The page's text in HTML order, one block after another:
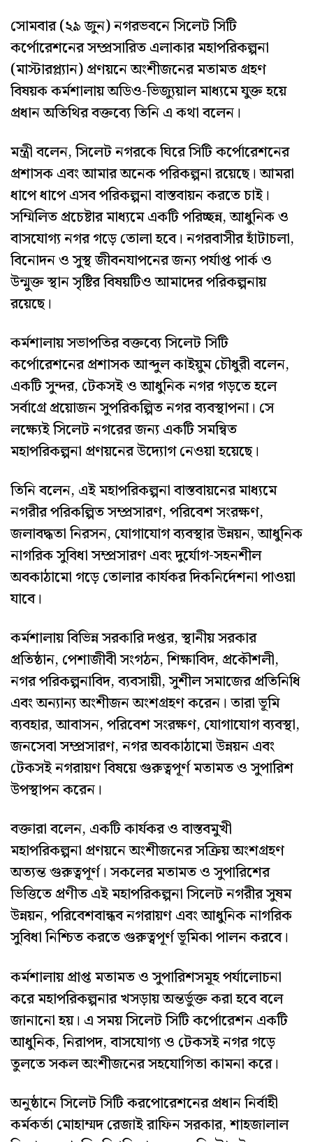
সোমবার (২৯ জুন) নগরভবনে সিলেট সিটি
কর্পোরেশনের সম্প্রসারিত এলাকার মহাপরিকল্পনা
(মাস্টারপ্ল্যান) প্রণয়নে অংশীজনের মতামত গ্রহণ
বিষয়ক কর্মশালায় অডিও-ভিজ্যুয়াল মাধ্যমে যুক্ত হয়ে
প্রধান অতিথির বক্তব্যে তিনি এ কথা বলেন।
মন্ত্রী বলেন, সিলেট নগরকে ঘিরে সিটি কর্পোরেশনের
প্রশাসক এবং আমার অনেক পরিকল্পনা রয়েছে। আমরা
ধাপে ধাপে এসব পরিকল্পনা বাস্তবায়ন করতে চাই।
সম্মিলিত প্রচেষ্টার মাধ্যমে একটি পরিচ্ছন্ন, আধুনিক ও
বাসযোগ্য নগর গড়ে তোলা হবে। নগরবাসীর হাঁটাচলা,
বিনোদন ও সুস্থ জীবনযাপনের জন্য পর্যাপ্ত পার্ক ও
উন্মুক্ত স্থান সৃষ্টির বিষয়টিও আমাদের পরিকল্পনায়
রয়েছে।
কর্মশালায় সভাপতির বক্তব্যে সিলেট সিটি
কর্পোরেশনের প্রশাসক আব্দুল কাইয়ুম চৌধুরী বলেন,
একটি সুন্দর, টেকসই ও আধুনিক নগর গড়তে হলে
সর্বাগ্রে প্রয়োজন সুপরিকল্পিত নগর ব্যবস্থাপনা। সে
লক্ষ্যেই সিলেট নগরের জন্য একটি সমন্বিত
মহাপরিকল্পনা প্রণয়নের উদ্যোগ নেওয়া হয়েছে।
তিনি বলেন, এই মহাপরিকল্পনা বাস্তবায়নের মাধ্যমে
নগরীর পরিকল্পিত সম্প্রসারণ, পরিবেশ সংরক্ষণ,
জলাবদ্ধতা নিরসন, যোগাযোগ ব্যবস্থার উন্নয়ন, আধুনিক
নাগরিক সুবিধা সম্প্রসারণ এবং দুর্যোগ-সহনশীল
অবকাঠামো গড়ে তোলার কার্যকর দিকনির্দেশনা পাওয়া
যাবে।
কর্মশালায় বিভিন্ন সরকারি দপ্তর, স্থানীয় সরকার
প্রতিষ্ঠান, পেশাজীবী সংগঠন, শিক্ষাবিদ, প্রকৌশলী,
নগর পরিকল্পনাবিদ, ব্যবসায়ী, সুশীল সমাজের প্রতিনিধি
এবং অন্যান্য অংশীজন অংশগ্রহণ করেন। তারা ভূমি
ব্যবহার, আবাসন, পরিবেশ সংরক্ষণ, যোগাযোগ ব্যবস্থা,
জনসেবা সম্প্রসারণ, নগর অবকাঠামো উন্নয়ন এবং
টেকসই নগরায়ণ বিষয়ে গুরুত্বপূর্ণ মতামত ও সুপারিশ
উপস্থাপন করেন।
বক্তারা বলেন, একটি কার্যকর ও বাস্তবমুখী
মহাপরিকল্পনা প্রণয়নে অংশীজনের সক্রিয় অংশগ্রহণ
অত্যন্ত গুরুত্বপূর্ণ। সকলের মতামত ও সুপারিশের
ভিত্তিতে প্রণীত এই মহাপরিকল্পনা সিলেট নগরীর সুষম
উন্নয়ন, পরিবেশবান্ধব নগরায়ণ এবং আধুনিক নাগরিক
সুবিধা নিশ্চিত করতে গুরুত্বপূর্ণ ভূমিকা পালন করবে।
কর্মশালায় প্রাপ্ত মতামত ও সুপারিশসমূহ পর্যালোচনা
করে মহাপরিকল্পনার খসড়ায় অন্তর্ভুক্ত করা হবে বলে
জানানো হয়। এ সময় সিলেট সিটি কর্পোরেশন একটি
আধুনিক, নিরাপদ, বাসযোগ্য ও টেকসই নগর গড়ে
তুলতে সকল অংশীজনের সহযোগিতা কামনা করে।
অনুষ্ঠানে সিলেট সিটি করপোরেশনের প্রধান নির্বাহী
কর্মকর্তা মোহাম্মদ রেজাই রাফিন সরকার, শাহজালাল